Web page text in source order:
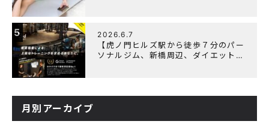
5 2026.6.7
【虎ノ門ヒルズ駅から徒歩７分のパー
ソナルジム、新橋周辺、ダイエットに
月別アーカイブ